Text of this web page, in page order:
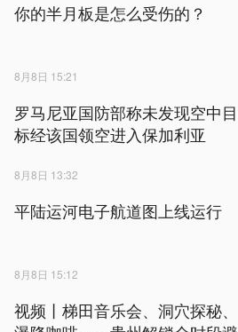
你的半月板是怎么受伤的？
8月8日 15:21
罗马尼亚国防部称未发现空中目
标经该国领空进入保加利亚
8月8日 13:32
平陆运河电子航道图上线运行
8月8日 15:12
视频丨梯田音乐会、洞穴探秘、